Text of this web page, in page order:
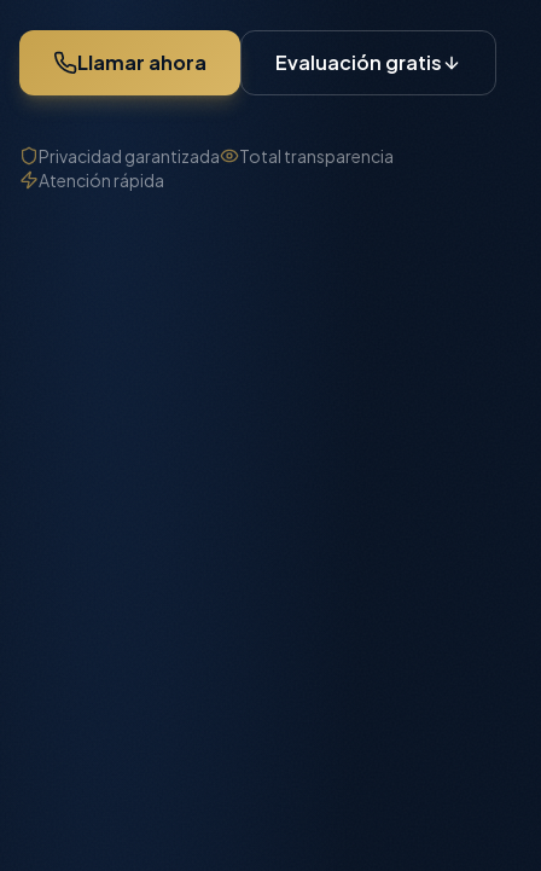
Llamar ahora Evaluación gratis
Privacidad garantizada
Total transparencia
Atención rápida